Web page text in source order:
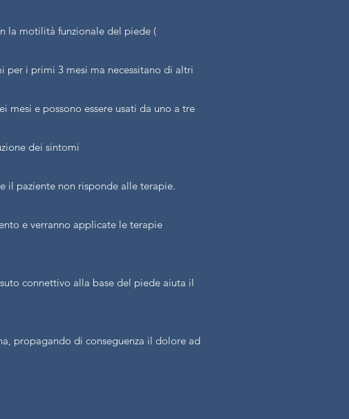
la motilità funzionale del piede (
i primi 3 mesi ma necessitano di altri
e possono essere usati da uno a tre
dei sintomi
il paziente non risponde alle terapie.
e verranno applicate le terapie
connettivo alla base del piede aiuta il
propagando di conseguenza il dolore ad